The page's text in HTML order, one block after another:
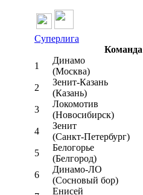
Суперлига
Команда
1
Динамо
(Москва)
2
Зенит-Казань
(Казань)
3
Локомотив
(Новосибирск)
4
Зенит
(Санкт-Петербург)
5
Белогорье
(Белгород)
6
Динамо-ЛО
(Сосновый бор)
Енисей